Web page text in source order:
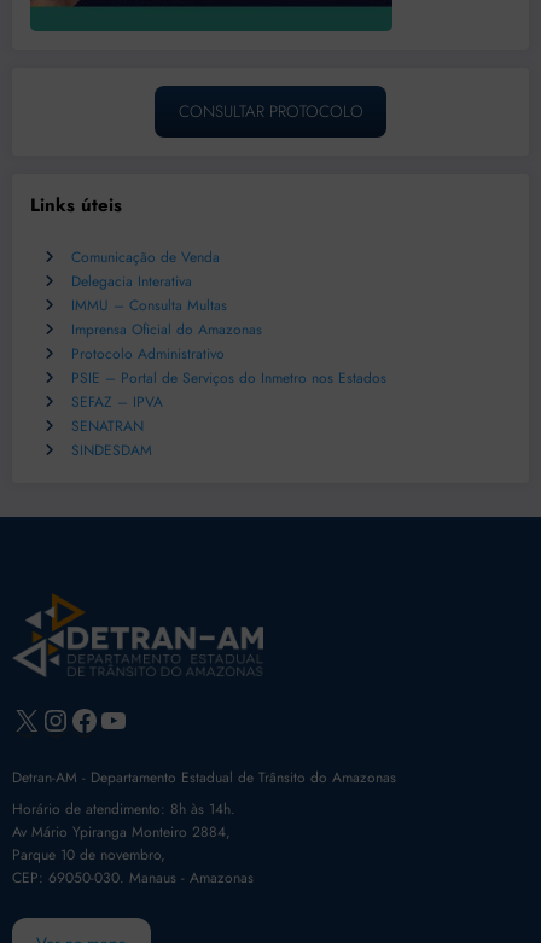
CONSULTAR PROTOCOLO
Links úteis
Comunicação de Venda
Delegacia Interativa
IMMU – Consulta Multas
Imprensa Oficial do Amazonas
Protocolo Administrativo
PSIE – Portal de Serviços do Inmetro nos Estados
SEFAZ – IPVA
SENATRAN
SINDESDAM
X Instagram
Facebook
Youtube
Detran-AM - Departamento Estadual de Trânsito do Amazonas
Horário de atendimento: 8h às 14h.
Av Mário Ypiranga Monteiro 2884,
Parque 10 de novembro,
CEP: 69050-030. Manaus - Amazonas